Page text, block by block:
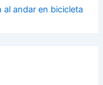
al andar en bicicleta